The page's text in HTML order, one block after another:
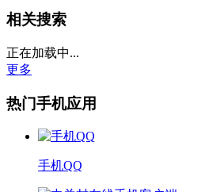
相关搜索
正在加载中...
更多
热门手机应用
手机QQ